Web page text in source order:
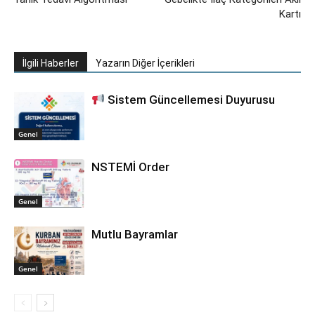
Kartı
İlgili Haberler Yazarın Diğer İçerikleri
Genel
Sistem Güncellemesi Duyurusu
Genel
NSTEMİ Order
Genel
Mutlu Bayramlar